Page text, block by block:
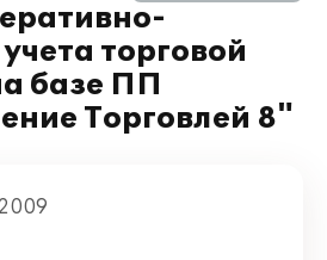
торговой
базе ПП
Торговлей 8"